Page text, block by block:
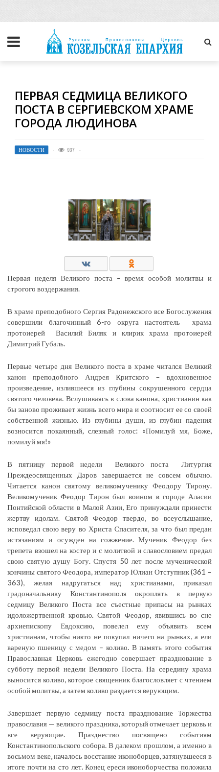
ПЕРВАЯ СЕДМИЦА ВЕЛИКОГО
ПОСТА В СЕРГИЕВСКОМ ХРАМЕ
ГОРОДА ЛЮДИНОВА
НОВОСТИ 937
Первая неделя Великого поста – время особой молитвы и
строгого воздержания.
В храме преподобного Сергия Радонежского все Богослужения
совершили благочинный 6-го округа настоятель храма
протоиерей Василий Биляк и клирик храма протоиерей
Димитрий Губаль.
Первые четыре дня Великого поста в храме читался Великий
канон преподобного Андрея Критского – вдохновенное
произведение, излившееся из глубины сокрушенного сердца
святого человека. Вслушиваясь в слова канона, христианин как
бы заново проживает жизнь всего мира и соотносит ее со своей
собственной жизнью. Из глубины души, из глубин падения
возносится покаянный, слезный голос: «Помилуй мя, Боже,
помилуй мя!»
В пятницу первой недели Великого поста Литургия
Преждеосвященных Даров завершается не совсем обычно.
Читается канон святому великомученику Феодору Тирону.
Великомученик Феодор Тирон был воином в городе Аласии
Понтийской области в Малой Азии, Его принуждали принести
жертву идолам. Святой Феодор твердо, во всеуслышание,
исповедал свою веру во Христа Спасителя, за что был предан
истязаниям и осужден на сожжение. Мученик Феодор без
трепета взошел на костер и с молитвой и славословием предал
свою святую душу Богу. Спустя 50 лет после мученической
кончины святого Феодора, император Юлиан Отступник (361 –
363), желая надругаться над христианами, приказал
градоначальнику Константинополя окроплять в первую
седмицу Великого Поста все съестные припасы на рынках
идоложертвенной кровью. Святой Феодор, явившись во сне
архиепископу Евдоксию, повелел ему объявить всем
христианам, чтобы никто не покупал ничего на рынках, а ели
вареную пшеницу с медом – коливо. В память этого события
Православная Церковь ежегодно совершает празднование в
субботу первой недели Великого Поста. На середину храма
выносится коливо, которое священник благословляет с чтением
особой молитвы, а затем коливо раздается верующим.
Завершает первую седмицу поста празднование Торжества
православия — великого праздника, который отмечает церковь и
все верующие. Празднество посвящено событиям
Константинопольского собора. В далеком прошлом, а именно в
восьмом веке, началось восстание иконоборцев, затянувшееся в
итоге почти на сто лет. Конец ереси иконоборчества положила